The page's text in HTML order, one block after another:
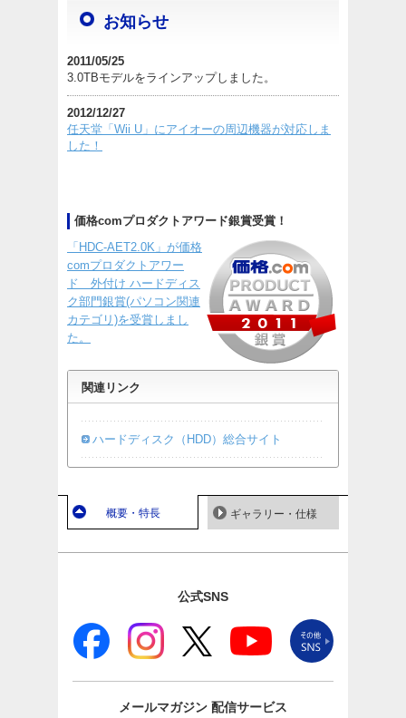
お知らせ
2011/05/25
3.0TBモデルをラインアップしました。
2012/12/27
任天堂「Wii U」にアイオーの周辺機器が対応しま
した！
価格comプロダクトアワード銀賞受賞！
「HDC-AET2.0K」が価格
comプロダクトアワー
ド 外付け ハードディス
ク部門銀賞(パソコン関連
カテゴリ)を受賞しまし
た。
関連リンク
ハードディスク（HDD）総合サイト
概要・特長 ギャラリー・仕様
公式SNS
メールマガジン 配信サービス